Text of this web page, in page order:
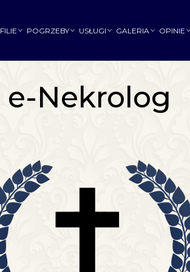
FILIE POGRZEBY USŁUGI GALERIA OPINIE
e-Nekrolog